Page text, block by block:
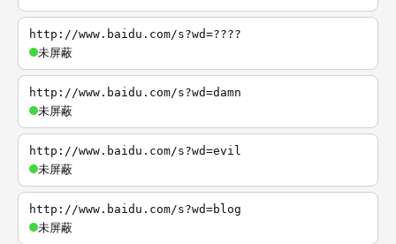
http://www.baidu.com/s?wd=????
未屏蔽
http://www.baidu.com/s?wd=damn
未屏蔽
http://www.baidu.com/s?wd=evil
未屏蔽
http://www.baidu.com/s?wd=blog
未屏蔽